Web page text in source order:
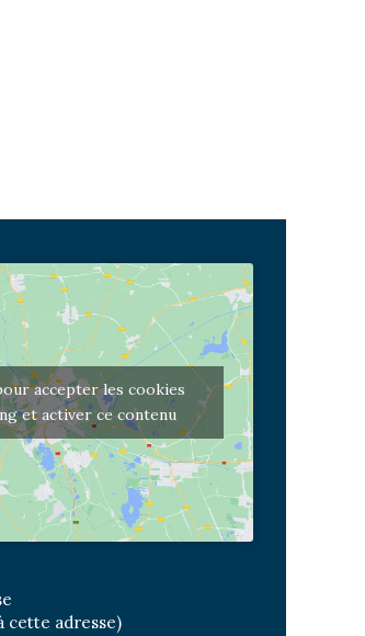
accepter les cookies
et activer ce contenu
cette adresse)